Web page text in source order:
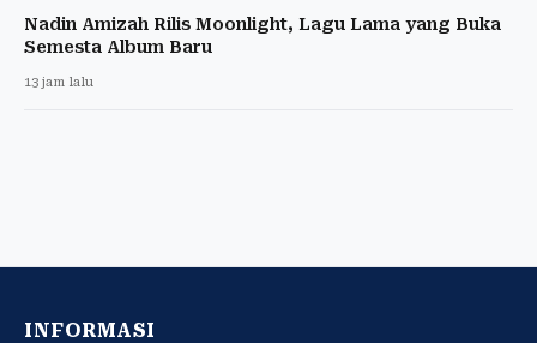
Nadin Amizah Rilis Moonlight, Lagu Lama yang Buka
Semesta Album Baru
13 jam lalu
INFORMASI